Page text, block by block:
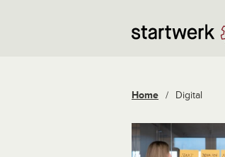
Home / Digital